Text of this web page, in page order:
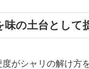
味の土台として
がシャリの解け方